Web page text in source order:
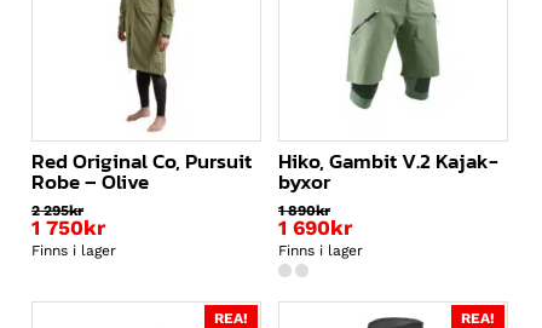
Red Original Co, Pursuit
Robe – Olive
2 295kr
Det
ursprungliga
2
1 750kr
Det
nuvarande
är:
Finns i lager
Hiko, Gambit V.2 Kajak-
byxor
1 890kr
Det
ursprungliga
priset
1
1 690kr
Det
nuvarande
är:
Finns i lager
REA! REA!